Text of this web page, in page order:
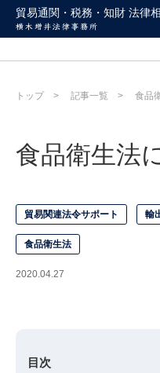
貿易通関・税務・知財 法律
トップ 記事一覧 食品
食品衛生法
貿易関連法令サポート 輸
食品衛生法
2020.04.27
目次